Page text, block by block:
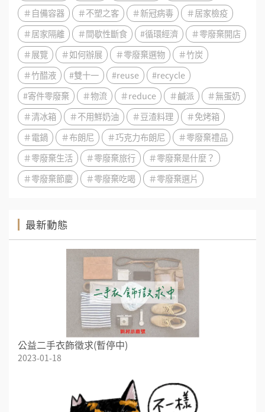
＃自備容器
＃不塑之客 ＃新冠病毒
＃居家檢疫
＃居家隔離
＃間歇性斷食 #循環經濟
＃零廢棄開店
＃展覽
＃如何辦展 ＃零廢棄選物
＃竹炭
＃竹醋液
#雙十一 #reuse
#recycle
#寄件零廢棄
＃物流 ＃reduce ＃鹹派
＃無蛋奶
＃清冰箱
＃不用鮮奶油 ＃豆渣料理
＃免烤箱
＃電鍋
＃布朗尼 ＃巧克力布朗尼
＃零廢棄禮品
＃零廢棄生活
＃零廢棄旅行
＃零廢棄是什麼？
＃零廢棄節慶
＃零廢棄吃喝 ＃零廢棄選片
最新動態
公益二手衣飾徵求(暫停中)
2023-01-18